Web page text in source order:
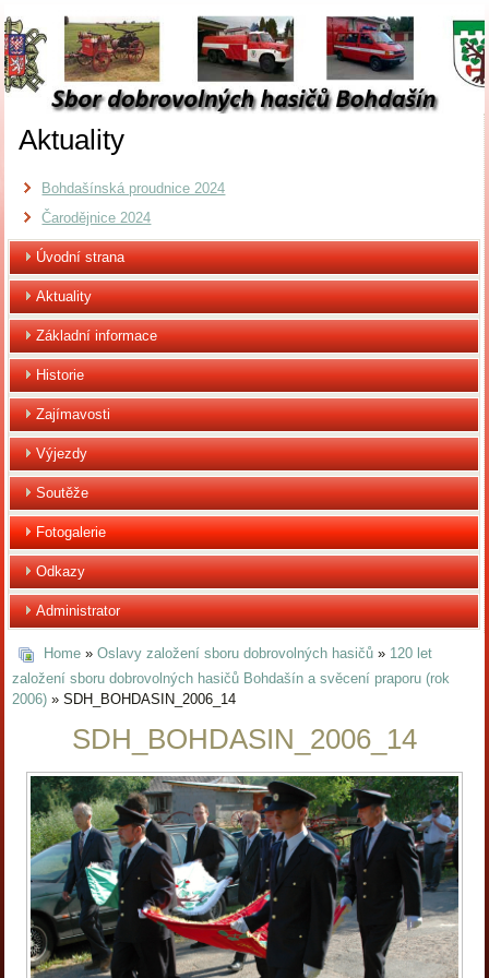
Aktuality
Bohdašínská proudnice 2024
Čarodějnice 2024
Úvodní strana
Aktuality
Základní informace
Historie
Zajímavosti
Výjezdy
Soutěže
Fotogalerie
Odkazy
Administrator
Home» Oslavy založení sboru dobrovolných hasičů» 120 let
založení sboru dobrovolných hasičů Bohdašín a svěcení praporu (rok
2006) » SDH_BOHDASIN_2006_14
SDH_BOHDASIN_2006_14